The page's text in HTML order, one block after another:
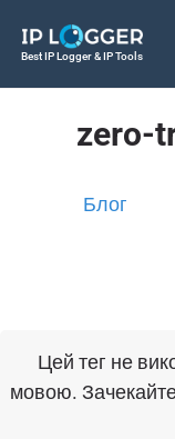
Best IP Logger & IP Tools
zero-
Блог